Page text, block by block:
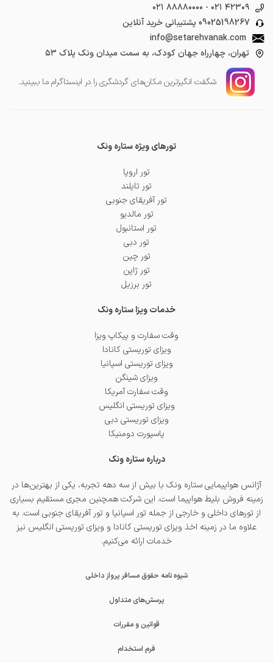
۰۲۱ ۸۸۸۸۰۰۰۰ - ۰۲۱ ۴۲۳۰۹
09025198267 پشتیبانی خرید آنلاین
info@setarehvanak.com
تهران، چهارراه جهان کودک، به سمت میدان ونک پلاک ۵۳
شگفت انگیز‌ترین مکان‌های گردشگری را در اینستاگرام ما ببینید.
تورهای ویژه ستاره ونک
تور اروپا
تور تایلند
تور آفریقای جنوبی
تور مالدیو
تور استانبول
تور دبی
تور چین
تور ژاپن
تور برزیل
خدمات ویزا ستاره ونک
وقت سفارت و پیکاپ ویزا
ویزای توریستی کانادا
ویزای توریستی اسپانیا
ویزای شینگن
وقت سفارت آمریکا
ویزای توریستی انگلیس
ویزای توریستی دبی
پاسپورت دومنیکا
درباره ستاره ونک
آژانس هواپیمایی ستاره ونک با بیش از سه دهه تجربه، یکی از بهترین‌ها در
زمینه فروش بلیط هواپیما است. این شرکت همچنین مجری مستقیم بسیاری
از تورهای داخلی و خارجی از جمله تور اسپانیا و تور آفریقای جنوبی است. به
علاوه ما در زمینه اخذ ویزای توریستی کانادا و ویزای توریستی انگلیس نیز
خدمات ارائه می‌کنیم.
شیوه نامه حقوق مسافر پرواز داخلی
پرسش‌های متداول
قوانین و مقررات
فرم استخدام